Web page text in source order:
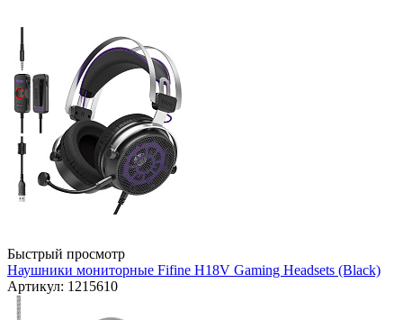
Быстрый просмотр
Наушники мониторные Fifine H18V Gaming Headsets (Black)
Артикул: 1215610